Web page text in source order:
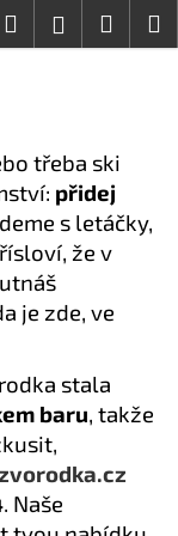
HledatPřihlášení
třeba ski
přidej
s letáčky,
že v
je zde, ve
stala
baru, takže
. Naše